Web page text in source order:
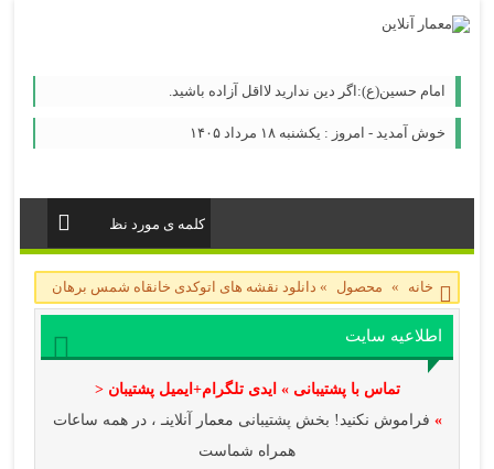
امام حسين(ع):اگر دين نداريد لااقل آزاده باشيد.
خوش آمدید - امروز : یکشنبه ۱۸ مرداد ۱۴۰۵
خانه » محصول » دانلود نقشه های اتوکدی خانقاه شمس برهان
اطلاعیه سایت
تماس با پشتیبانی » ایدی تلگرام+ایمیل پشتیبان <
» فراموش نکنید! بخش پشتیبانی معمار آنلاینـ ، در همه ساعات
همراه شماست